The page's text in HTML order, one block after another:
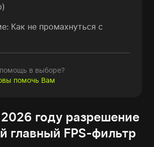
Как не промахнуться с
в выборе?
помочь Вам
году разрешение
главный FPS-фильтр